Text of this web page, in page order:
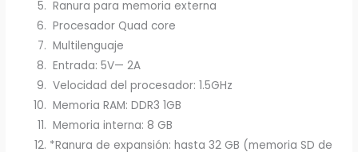
Ranura para memoria externa
Procesador Quad core
Multilenguaje
Entrada: 5V— 2A
Velocidad del procesador: 1.5GHz
Memoria RAM: DDR3 1GB
Memoria interna: 8 GB
*Ranura de expansión: hasta 32 GB (memoria SD de